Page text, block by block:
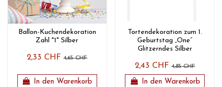
Ballon-Kuchendekoration
Zahl "1" Silber
2,33 CHF4,65 CHF
In den Warenkorb
Tortendekoration zum 1.
Geburtstag „One“
Glitzerndes Silber
2,43 CHF4,85 CHF
In den Warenkorb